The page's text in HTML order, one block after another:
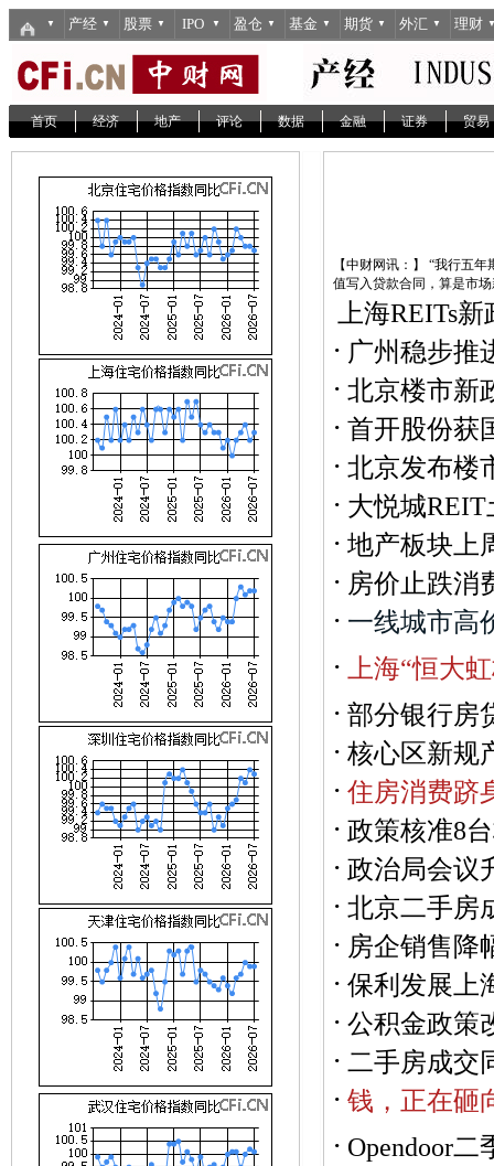
▼ 产经 ▼ 股票 ▼ IPO ▼ 盈仓 ▼ 基金 ▼ 期货 ▼ 外汇 ▼ 理财
首页 经济 地产 评论 数据 金融 证券 贸易
【中财网讯：】 “我行五
值写入贷款合同，算是市
上海REITs
· 广州稳步推
· 北京楼市新
· 首开股份获
· 北京发布楼
· 大悦城
· 地产板块上
· 房价止跌消
· 一线城市高
· 上海“恒大虹
· 部分银行房
· 核心区新规
· 住房消费跻
· 政策核准8
· 政治局会议
· 北京二手房
· 房企销售降
· 保利发展上
· 公积金政策
· 二手房成交
· 钱 ， 正在砸
· Opendoor